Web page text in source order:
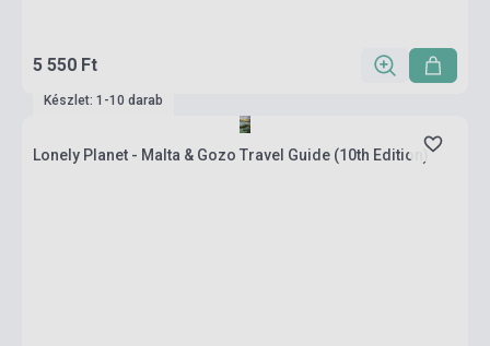
5 550 Ft
Készlet: 1-10 darab
Lonely Planet - Malta & Gozo Travel Guide (10th Edition)